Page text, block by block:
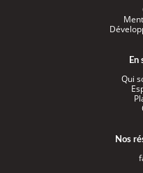
En
Qui
Nos